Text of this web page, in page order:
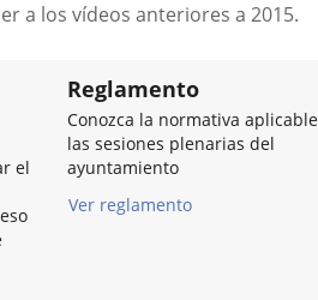
a los vídeos anteriores a 2015.
el
Reglamento
Conozca la normativa
las sesiones plenarias del
ayuntamiento
Ver reglamento